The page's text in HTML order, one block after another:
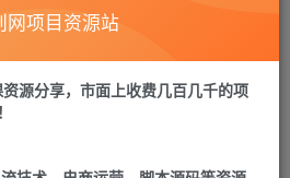
宝币 19.9
网项目资源站
源分享，市面上收费几百几千的项